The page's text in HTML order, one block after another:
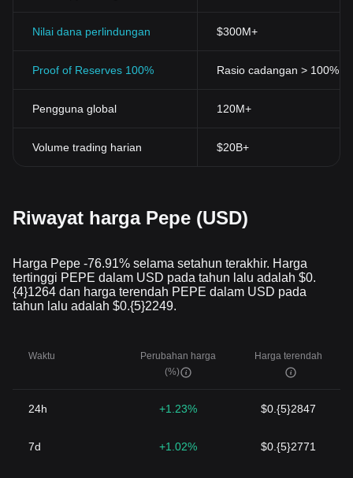
Nilai dana perlindungan $300M+
Proof of Reserves 100% Rasio cadangan > 100%
Pengguna global 120M+
Volume trading harian $20B+
Riwayat harga Pepe (USD)
Harga Pepe -76.91% selama setahun terakhir. Harga
tertinggi PEPE dalam USD pada tahun lalu adalah $0.
{4}1264 dan harga terendah PEPE dalam USD pada
tahun lalu adalah $0.{5}2249.
Waktu
Perubahan harga
(%)
Harga terendah
24h +1.23% $0.{5}2847
7d +1.02% $0.{5}2771